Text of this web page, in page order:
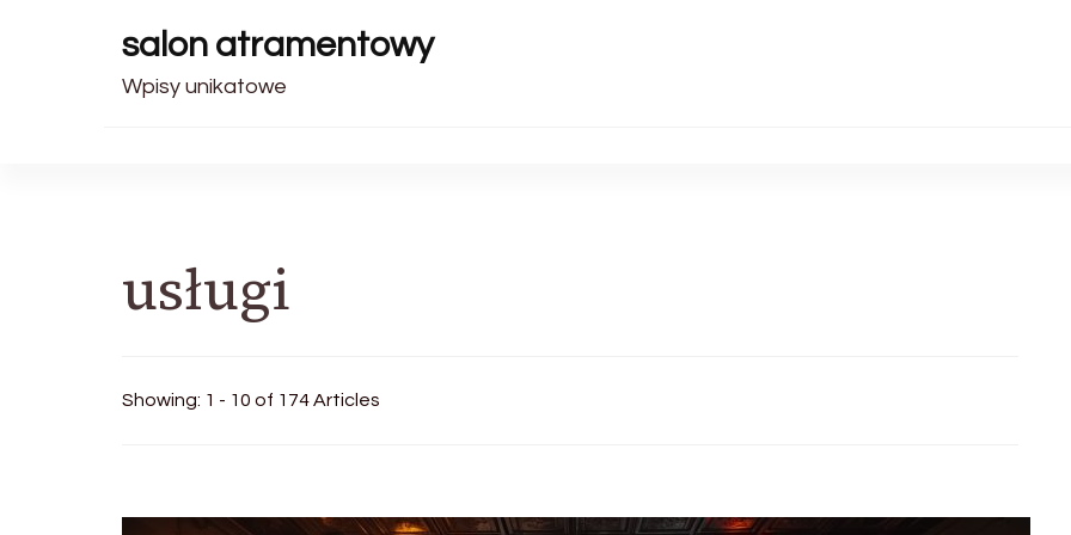
salon atramentowy
Wpisy unikatowe
usługi
Showing: 1 - 10 of 174 Articles